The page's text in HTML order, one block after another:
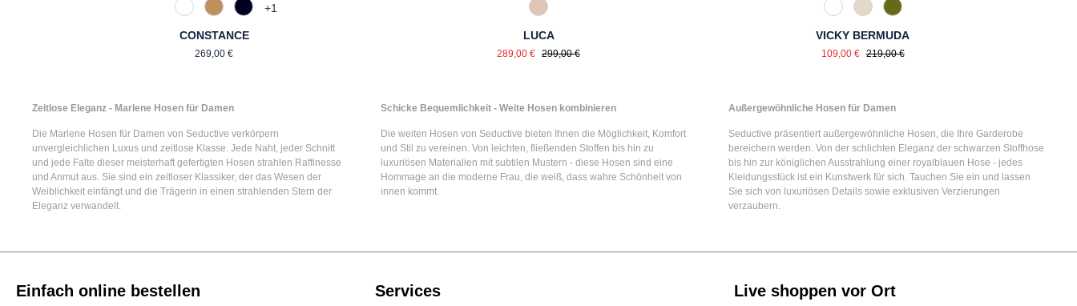
110 Weiß375 Warm Taupe
890 Marine
+1
CONSTANCE
Regulärer Preis:
269,00 €
341 Sand
LUCA
Verkaufspreis:
289,00 € Regulärer Preis:
299,00 €
110 Weiß340 Kalk756 Lizard Green
VICKY BERMUDA
Verkaufspreis:
109,00 € Regulärer Preis:
219,00 €
Zeitlose Eleganz - Marlene Hosen für Damen
Die Marlene Hosen für Damen von Seductive verkörpern
unvergleichlichen Luxus und zeitlose Klasse. Jede Naht, jeder Schnitt
und jede Falte dieser meisterhaft gefertigten Hosen strahlen Raffinesse
und Anmut aus. Sie sind ein zeitloser Klassiker, der das Wesen der
Weiblichkeit einfängt und die Trägerin in einen strahlenden Stern der
Eleganz verwandelt.
Schicke Bequemlichkeit - Weite Hosen kombinieren
Die weiten Hosen von Seductive bieten Ihnen die Möglichkeit, Komfort
und Stil zu vereinen. Von leichten, fließenden Stoffen bis hin zu
luxuriösen Materialien mit subtilen Mustern - diese Hosen sind eine
Hommage an die moderne Frau, die weiß, dass wahre Schönheit von
innen kommt.
Außergewöhnliche Hosen für Damen
Seductive präsentiertaußergewöhnliche Hosen, die Ihre Garderobe
bereichern werden. Von der schlichten Eleganz derschwarzen Stoffhose
bis hin zur königlichen Ausstrahlung einer royalblauen Hose - jedes
Kleidungsstück ist ein Kunstwerk für sich. Tauchen Sie ein und lassen
Sie sich von luxuriösen Details sowie exklusiven Verzierungen
verzaubern.
Einfach online bestellen Services Live shoppen vor Ort